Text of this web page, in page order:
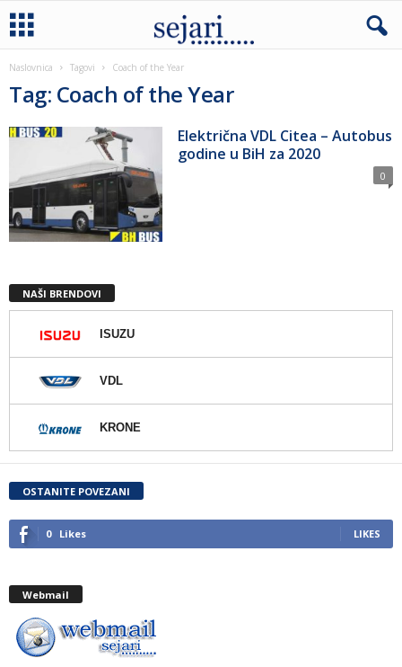
Naslovnica Tagovi Coach of the Year
Tag: Coach of the Year
Električna VDL Citea – Autobus
godine u BiH za 2020
0
NAŠI BRENDOVI
ISUZU
VDL
KRONE
OSTANITE POVEZANI
0 Likes LIKES
Webmail